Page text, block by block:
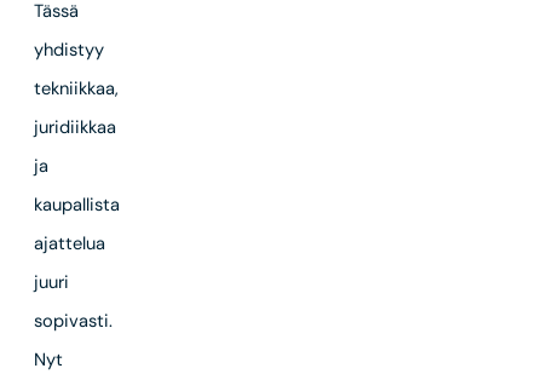
Tässä
yhdistyy
tekniikkaa,
juridiikkaa
ja
kaupallista
ajattelua
juuri
sopivasti.
Nyt